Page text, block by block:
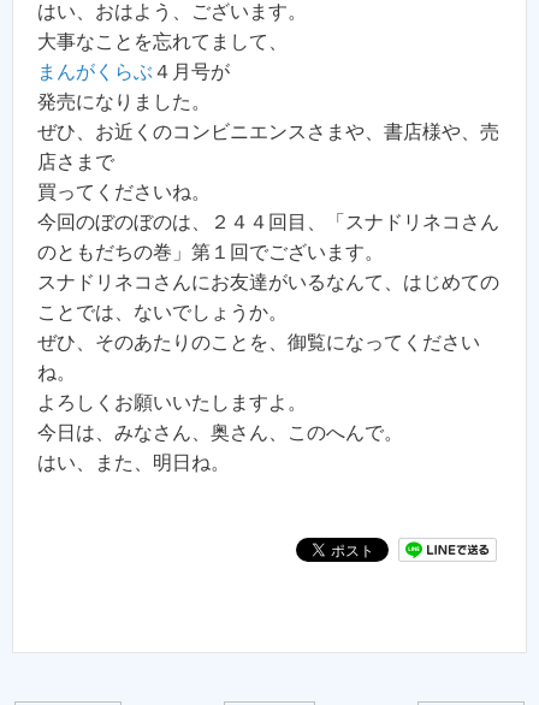
はい、おはよう、ございます。
大事なことを忘れてまして、
まんがくらぶ４月号が
発売になりました。
ぜひ、お近くのコンビニエンスさまや、書店様や、売
店さまで
買ってくださいね。
今回のぼのぼのは、２４４回目、「スナドリネコさん
のともだちの巻」第１回でございます。
スナドリネコさんにお友達がいるなんて、はじめての
ことでは、ないでしょうか。
ぜひ、そのあたりのことを、御覧になってください
ね。
よろしくお願いいたしますよ。
今日は、みなさん、奥さん、このへんで。
はい、また、明日ね。